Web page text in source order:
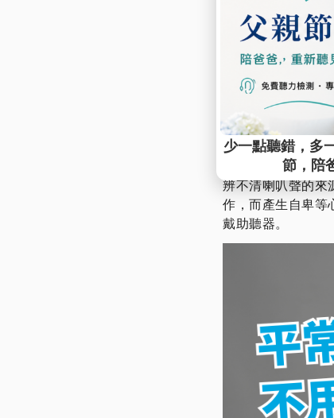
一耳聽力不
幾乎所有認為自
隻耳朵比另一隻
體對話等。但長
聽力損失耳由於長
另外，單側聽力
辨不清喇叭聲的來
作，而產生自卑等
戴助聽器。